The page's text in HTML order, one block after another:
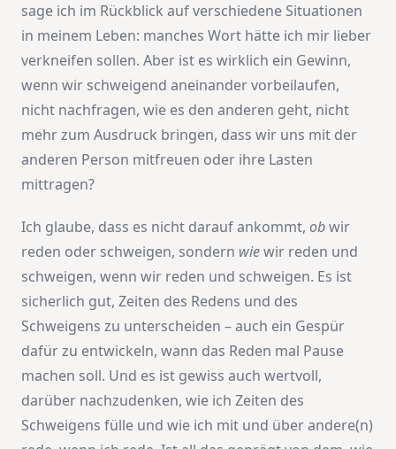
sage ich im Rückblick auf verschiedene Situationen
in meinem Leben: manches Wort hätte ich mir lieber
verkneifen sollen. Aber ist es wirklich ein Gewinn,
wenn wir schweigend aneinander vorbeilaufen,
nicht nachfragen, wie es den anderen geht, nicht
mehr zum Ausdruck bringen, dass wir uns mit der
anderen Person mitfreuen oder ihre Lasten
mittragen?
Ich glaube, dass es nicht darauf ankommt, obwir
reden oder schweigen, sondern wiewir reden und
schweigen, wenn wir reden und schweigen. Es ist
sicherlich gut, Zeiten des Redens und des
Schweigens zu unterscheiden – auch ein Gespür
dafür zu entwickeln, wann das Reden mal Pause
machen soll. Und es ist gewiss auch wertvoll,
darüber nachzudenken, wie ich Zeiten des
Schweigens fülle und wie ich mit und über andere(n)